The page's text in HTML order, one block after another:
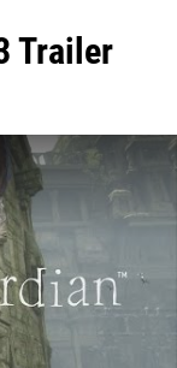
Trailer